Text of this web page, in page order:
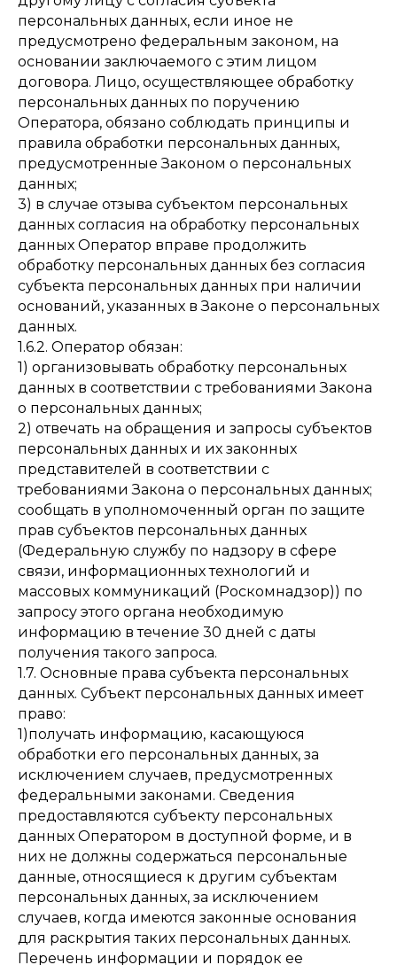
персональных данных, если иное не
предусмотрено федеральным законом, на
основании заключаемого с этим лицом
договора. Лицо, осуществляющее обработку
персональных данных по поручению
Оператора, обязано соблюдать принципы и
правила обработки персональных данных,
предусмотренные Законом о персональных
данных;
3) в случае отзыва субъектом персональных
данных согласия на обработку персональных
данных Оператор вправе продолжить
обработку персональных данных без согласия
субъекта персональных данных при наличии
оснований, указанных в Законе о персональных
данных.
1.6.2. Оператор обязан:
1) организовывать обработку персональных
данных в соответствии с требованиями Закона
о персональных данных;
2) отвечать на обращения и запросы субъектов
персональных данных и их законных
представителей в соответствии с
требованиями Закона о персональных данных;
сообщать в уполномоченный орган по защите
прав субъектов персональных данных
(Федеральную службу по надзору в сфере
связи, информационных технологий и
массовых коммуникаций (Роскомнадзор)) по
запросу этого органа необходимую
информацию в течение 30 дней с даты
получения такого запроса.
1.7. Основные права субъекта персональных
данных. Субъект персональных данных имеет
право:
1)получать информацию, касающуюся
обработки его персональных данных, за
исключением случаев, предусмотренных
федеральными законами. Сведения
предоставляются субъекту персональных
данных Оператором в доступной форме, и в
них не должны содержаться персональные
данные, относящиеся к другим субъектам
персональных данных, за исключением
случаев, когда имеются законные основания
для раскрытия таких персональных данных.
Перечень информации и порядок ее